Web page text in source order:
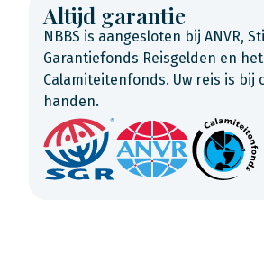
Altijd garantie
NBBS is aangesloten bij ANVR,
Garantiefonds Reisgelden en het
Calamiteitenfonds. Uw reis is bij
handen.